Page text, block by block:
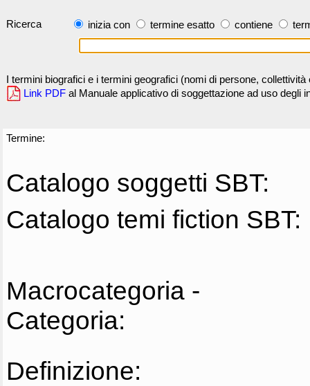
Ricerca inizia con termine esatto contiene
I termini biografici e i termini geografici (nomi di persone,
Link PDF al Manuale applicativo di soggettazione ad uso degli
Termine:
Catalogo soggetti SBT:
Catalogo temi fiction SBT:
Macrocategoria -
Categoria:
Definizione: